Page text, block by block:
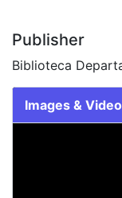
Publisher
Biblioteca
Images &